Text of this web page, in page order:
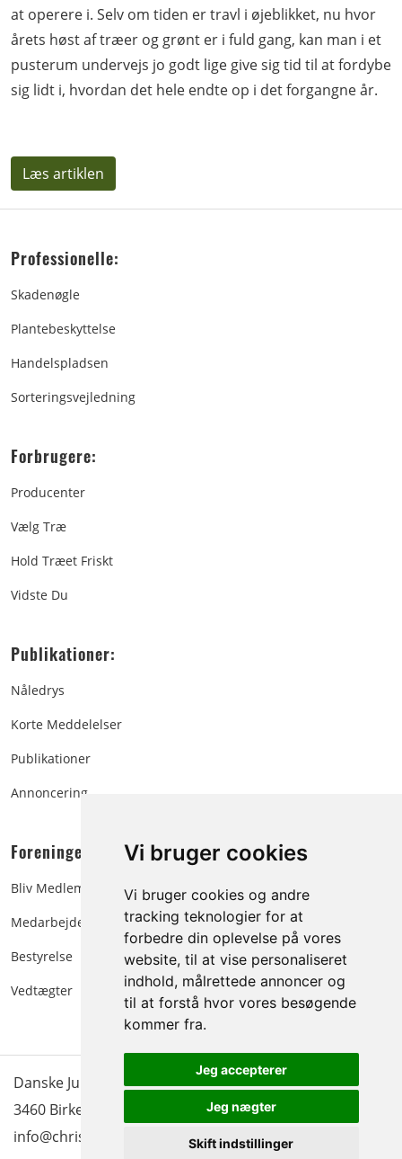
Vi bruger cookies
Vi bruger cookies og andre
tracking teknologier for at
forbedre din oplevelse på vores
website, til at vise personaliseret
indhold, målrettede annoncer og
til at forstå hvor vores besøgende
kommer fra.
Jeg accepterer
Jeg nægter
Skift indstillinger
at operere i. Selv om tiden er travl i øjeblikket, nu hvor
årets høst af træer og grønt er i fuld gang, kan man i et
pusterum undervejs jo godt lige give sig tid til at for­dybe
sig lidt i, hvordan det hele endte op i det forgangne år.
Læs artiklen
Professionelle:
Skadenøgle
Plantebeskyttelse
Handelspladsen
Sorteringsvejledning
Forbrugere:
Producenter
Vælg Træ
Hold Træet Friskt
Vidste Du
Publikationer:
Nåledrys
Korte Meddelelser
Publikationer
Annoncering
Foreningen:
Bliv Medlem
Medarbejdere
Bestyrelse
Vedtægter
Danske Juletræer - træer & grønt | Blokken 15 | DK-
3460 Birkerød |
Tlf.: 45 35 24 12|
info@christmastree.dk